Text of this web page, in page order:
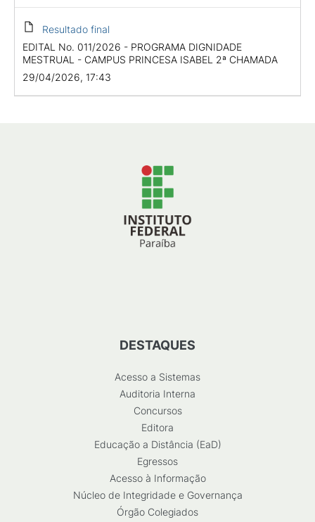
Resultado final
EDITAL No. 011/2026 - PROGRAMA DIGNIDADE
MESTRUAL - CAMPUS PRINCESA ISABEL 2ª CHAMADA
29/04/2026, 17:43
DESTAQUES
Acesso a Sistemas
Auditoria Interna
Concursos
Editora
Educação a Distância (EaD)
Egressos
Acesso à Informação
Núcleo de Integridade e Governança
Órgão Colegiados